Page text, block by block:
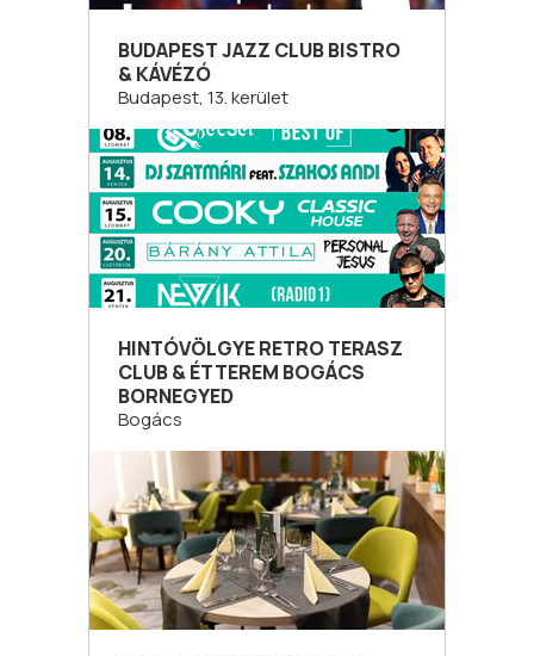
BUDAPEST JAZZ CLUB BISTRO
& KÁVÉZÓ
Budapest, 13. kerület
HINTÓVÖLGYE RETRO TERASZ
CLUB & ÉTTEREM BOGÁCS
BORNEGYED
Bogács